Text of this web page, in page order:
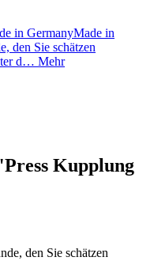
in GermanyMade in
den Sie schätzen
d… Mehr
Kupplung
den Sie schätzen